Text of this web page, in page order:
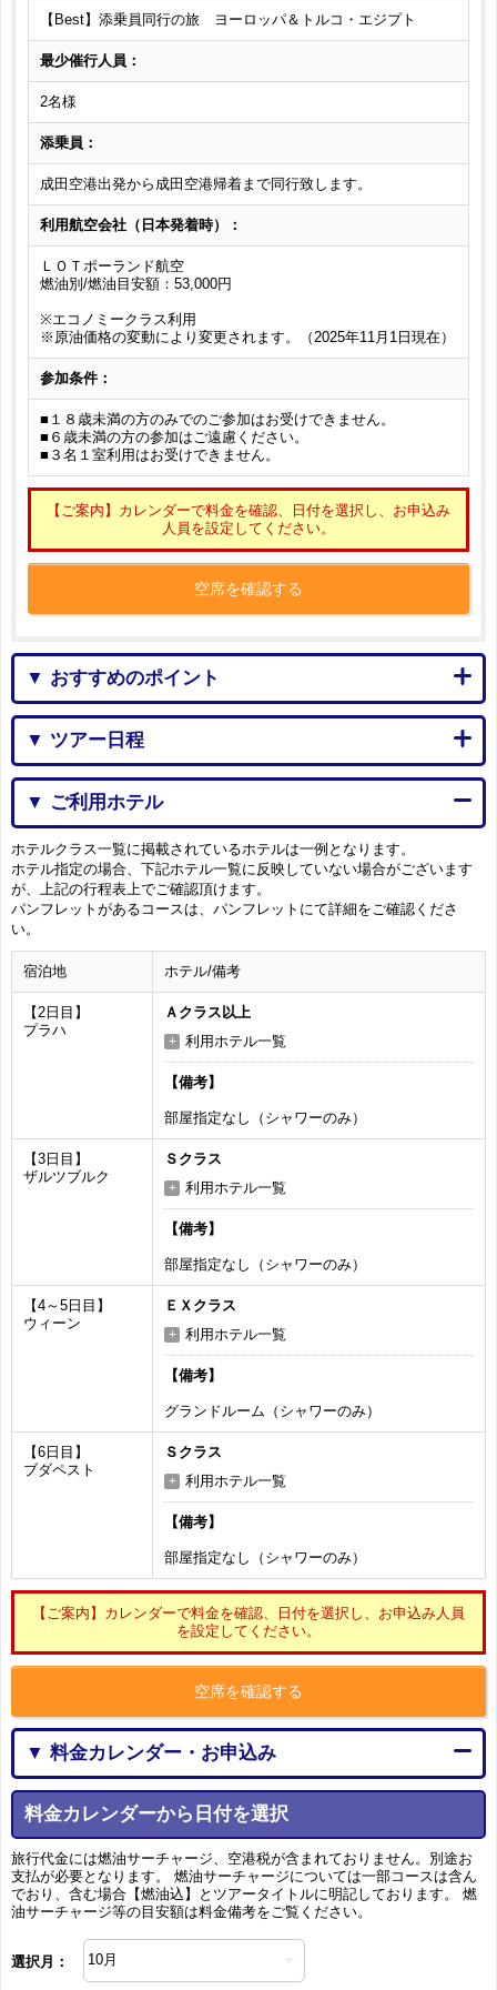
【Best】添乗員同行の旅 ヨーロッパ＆トルコ・エジプト
最少催行人員：
2名様
添乗員：
成田空港出発から成田空港帰着まで同行致します。
利用航空会社（日本発着時）：
ＬＯＴポーランド航空
燃油別/燃油目安額：53,000円
※エコノミークラス利用
※原油価格の変動により変更されます。（2025年11月1日現在）
参加条件：
■１８歳未満の方のみでのご参加はお受けできません。
■６歳未満の方の参加はご遠慮ください。
■３名１室利用はお受けできません。
【ご案内】カレンダーで料金を確認、日付を選択し、お申込み
人員を設定してください。
空席を確認する
▼ おすすめのポイント
▼ ツアー日程
▼ ご利用ホテル
ホテルクラス一覧に掲載されているホテルは一例となります。
ホテル指定の場合、下記ホテル一覧に反映していない場合がございます
が、上記の行程表上でご確認頂けます。
パンフレットがあるコースは、パンフレットにて詳細をご確認くださ
い。
宿泊地 ホテル/備考
【2日目】
プラハ
Ａクラス以上
利用ホテル一覧
【備考】
部屋指定なし（シャワーのみ）
【3日目】
ザルツブルク
Ｓクラス
利用ホテル一覧
【備考】
部屋指定なし（シャワーのみ）
【4～5日目】
ウィーン
ＥＸクラス
利用ホテル一覧
【備考】
グランドルーム（シャワーのみ）
【6日目】
ブダペスト
Ｓクラス
利用ホテル一覧
【備考】
部屋指定なし（シャワーのみ）
【ご案内】カレンダーで料金を確認、日付を選択し、お申込み人員
を設定してください。
空席を確認する
▼ 料金カレンダー・お申込み
料金カレンダーから日付を選択
旅行代金には燃油サーチャージ、空港税が含まれておりません。別途お
支払が必要となります。 燃油サーチャージについては一部コースは含ん
でおり、含む場合【燃油込】とツアータイトルに明記しております。 燃
油サーチャージ等の目安額は料金備考をご覧ください。
選択月：